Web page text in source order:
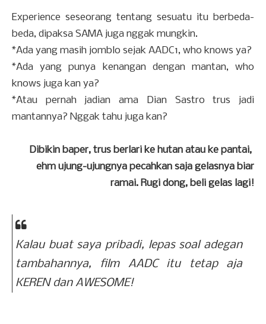
Experience seseorang tentang sesuatu itu berbeda-
beda, dipaksa SAMA juga nggak mungkin.
*Ada yang masih jomblo sejak AADC1, who knows ya?
*Ada yang punya kenangan dengan mantan, who
knows juga kan ya?
*Atau pernah jadian ama Dian Sastro trus jadi
mantannya? Nggak tahu juga kan?
Dibikin baper, trus berlari ke hutan atau ke pantai,
ehm ujung-ujungnya pecahkan saja gelasnya biar
ramai. Rugi dong, beli gelas lagi!
Kalau buat saya pribadi, lepas soal adegan
tambahannya, film AADC itu tetap aja
KEREN dan AWESOME!